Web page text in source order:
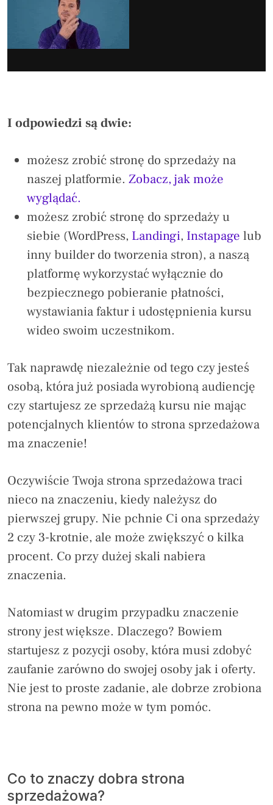
I odpowiedzi są dwie:
możesz zrobić stronę do sprzedaży na
naszej platformie. Zobacz, jak może
wyglądać.
możesz zrobić stronę do sprzedaży u
siebie (WordPress, Landingi, Instapage lub
inny builder do tworzenia stron), a naszą
platformę wykorzystać wyłącznie do
bezpiecznego pobieranie płatności,
wystawiania faktur i udostępnienia kursu
wideo swoim uczestnikom.
Tak naprawdę niezależnie od tego czy jesteś
osobą, która już posiada wyrobioną audiencję
czy startujesz ze sprzedażą kursu nie mając
potencjalnych klientów to strona sprzedażowa
ma znaczenie!
Oczywiście Twoja strona sprzedażowa traci
nieco na znaczeniu, kiedy należysz do
pierwszej grupy. Nie pchnie Ci ona sprzedaży
2 czy 3-krotnie, ale może zwiększyć o kilka
procent. Co przy dużej skali nabiera
znaczenia.
Natomiast w drugim przypadku znaczenie
strony jest większe. Dlaczego? Bowiem
startujesz z pozycji osoby, która musi zdobyć
zaufanie zarówno do swojej osoby jak i oferty.
Nie jest to proste zadanie, ale dobrze zrobiona
strona na pewno może w tym pomóc.
Co to znaczy dobra strona
sprzedażowa?